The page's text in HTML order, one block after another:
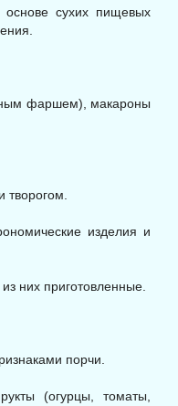
сухих пищевых
фаршем), макароны
изделия и
них приготовленные.
порчи.
(огурцы, томаты,